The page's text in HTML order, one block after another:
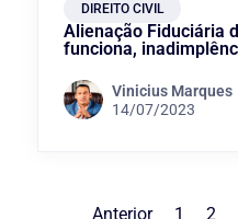
DIREITO CIVIL
Alienação Fiduciária
funciona,
Vinicius Marques
14/07/2023
Anterior 1 2